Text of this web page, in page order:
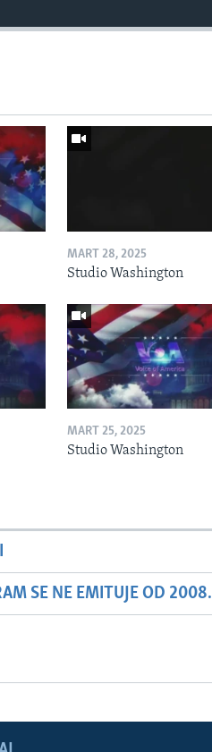
MART 28, 2025
Studio Washington
MART 25, 2025
Studio Washington
SE NE EMITUJE OD 2008.